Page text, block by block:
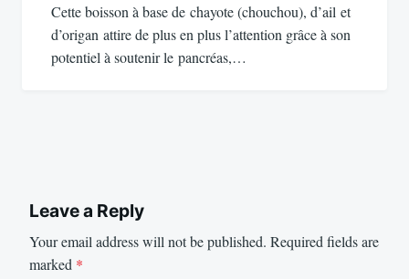
Cette boisson à base de chayote (chouchou), d’ail et
d’origan attire de plus en plus l’attention grâce à son
potentiel à soutenir le pancréas,…
Leave a Reply
Your email address will not be published. Required fields are
marked *